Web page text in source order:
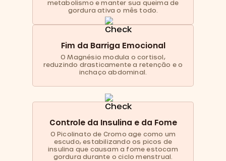
metabolismo e manter sua queima de
gordura ativa o mês todo.
Fim da Barriga Emocional
O Magnésio modula o cortisol,
reduzindo drasticamente a retenção e o
inchaço abdominal.
Controle da Insulina e da Fome
O Picolinato de Cromo age como um
escudo, estabilizando os picos de
insulina que causam a fome estocam
gordura durante o ciclo menstrual.